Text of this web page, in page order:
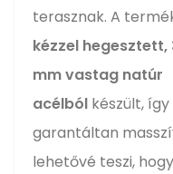
terasznak. A
kézzel hegesztett,
mm vastag natúr
acélból készült, így
garantáltan
lehetővé teszi,